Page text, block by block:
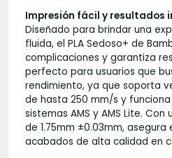
Impresión fácil y resultados
Diseñado para brindar una
fluida, el PLA Sedoso+ de
complicaciones y garantiza
perfecto para usuarios que
rendimiento, ya que soporta
de hasta 250 mm/s y
sistemas AMS y AMS Lite.
de 1.75mm ±0.03mm,
acabados de alta calidad en